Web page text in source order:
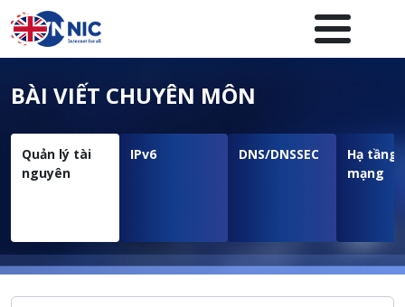
Nhảy đến nội dung
Menuheader của website
BÀI VIẾT CHUYÊN MÔN
Quản lý tài
nguyên
IPv6 DNS/DNSSEC
Hạ tầng
mạng